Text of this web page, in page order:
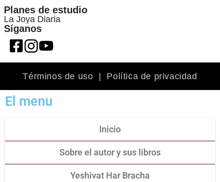
Planes de estudio
La Joya Diaria
Síganos
Términos de uso Política de privacidad
El menu
Inicio
Sobre el autor y sus libros
Yeshivat Har Bracha